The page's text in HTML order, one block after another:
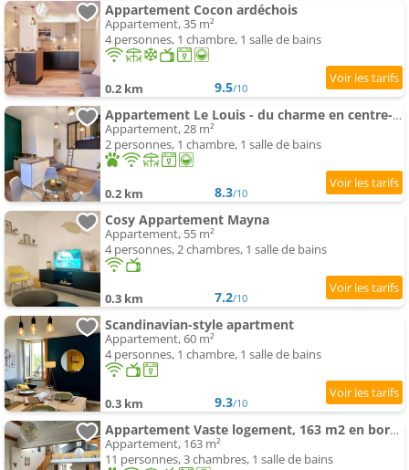
Appartement Cocon ardéchois
Appartement, 35 m²
4 personnes, 1 chambre, 1 salle de bains
0.2 km 9.5/10
Appartement Le Louis - du charme en centre-ville
Appartement, 28 m²
2 personnes, 1 chambre, 1 salle de bains
0.2 km 8.3/10
Cosy Appartement Mayna
Appartement, 55 m²
4 personnes, 2 chambres, 1 salle de bains
0.3 km 7.2/10
Scandinavian-style apartment
Appartement, 60 m²
4 personnes, 1 chambre, 1 salle de bains
0.3 km 9.3/10
Appartement Vaste logement, 163 m2 en bord de vieille ville
Appartement, 163 m²
11 personnes, 3 chambres, 1 salle de bains